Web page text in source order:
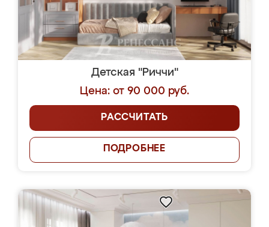
Детская "Риччи"
Цена: от 90 000 руб.
РАССЧИТАТЬ
ПОДРОБНЕЕ